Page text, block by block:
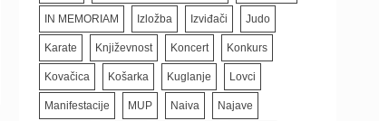
IN MEMORIAM Izložba Izviđači Judo
Karate Književnost Koncert Konkurs
Kovačica Košarka Kuglanje Lovci
Manifestacije MUP Naiva Najave